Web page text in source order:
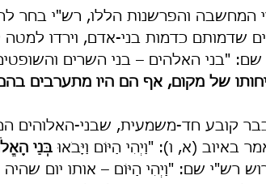
המחשבה והפרשנות הללו, רש"י בחר
שדמותם כדמות בני-אדם, וירדו
שם: "בני האלהים – בני השרים
של מקום, אף הם היו מתערבים
כבר קובע חד-משמעית, שבני-האלוהים
באיוב (א, ו): "וַיְהִי הַיּוֹם וַיָּבֹאוּ בְּנֵי
רש"י שם: "וַיְהִי הַיּוֹם – אותו יום